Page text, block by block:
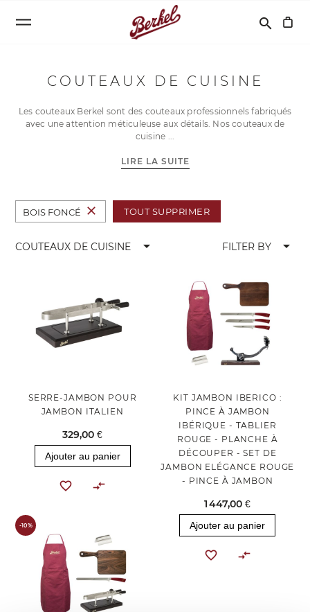
search
COUTEAUX DE CUISINE
Les couteaux Berkel sont des couteaux professionnels fabriqués
avec une attention méticuleuse aux détails. Nos couteaux de
cuisine
LIRE LA SUITE
BOIS FONCÉ close TOUT SUPPRIMER
COUTEAUX DE CUISINE arrow_drop_down FILTER BY arrow_drop_down
SERRE-JAMBON POUR
JAMBON ITALIEN
329,00 €
Ajouter au panier
KIT JAMBON IBERICO :
PINCE À JAMBON
IBÉRIQUE - TABLIER
ROUGE - PLANCHE À
DÉCOUPER - SET DE
JAMBON ELÉGANCE ROUGE
- PINCE À JAMBON
1 447,00 €
Ajouter au panier
-10%